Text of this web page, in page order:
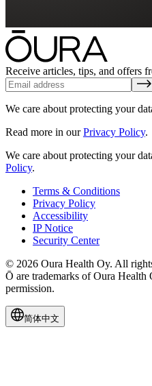
Receive articles, tips, and offers
We care about protecting your
Read more in ourPrivacy Policy.
We care about protecting your
Policy.
Terms & Conditions
Privacy Policy
Accessibility
IP Notice
Security Center
© 2026 Oura Health Oy. All
Ō are trademarks of Oura
permission.
简体中文